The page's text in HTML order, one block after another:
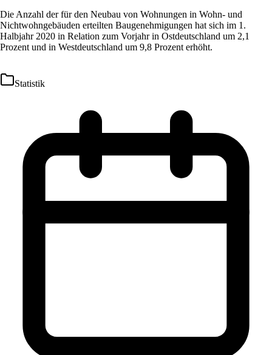
Die Anzahl der für den Neubau von Wohnungen in Wohn- und
Nichtwohngebäuden erteilten Baugenehmigungen hat sich im 1.
Halbjahr 2020 in Relation zum Vorjahr in Ostdeutschland um 2,1
Prozent und in Westdeutschland um 9,8 Prozent erhöht.
Statistik